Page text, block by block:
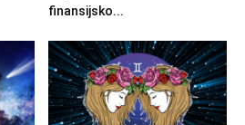
finansijsko...